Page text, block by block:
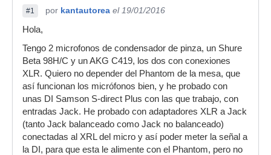
#1 por kantautorea el 19/01/2016
Hola,
Tengo 2 microfonos de condensador de pinza, un Shure
Beta 98H/C y un AKG C419, los dos con conexiones
XLR. Quiero no depender del Phantom de la mesa, que
así funcionan los micrófonos bien, y he probado con
unas DI Samson S-direct Plus con las que trabajo, con
entradas Jack. He probado con adaptadores XLR a Jack
(tanto Jack balanceado como Jack no balanceado)
conectadas al XRL del micro y así poder meter la señal a
la DI, para que esta le alimente con el Phantom, pero no